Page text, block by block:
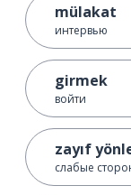
mülakat
интервью
girmek
войти
zayıf
слабые